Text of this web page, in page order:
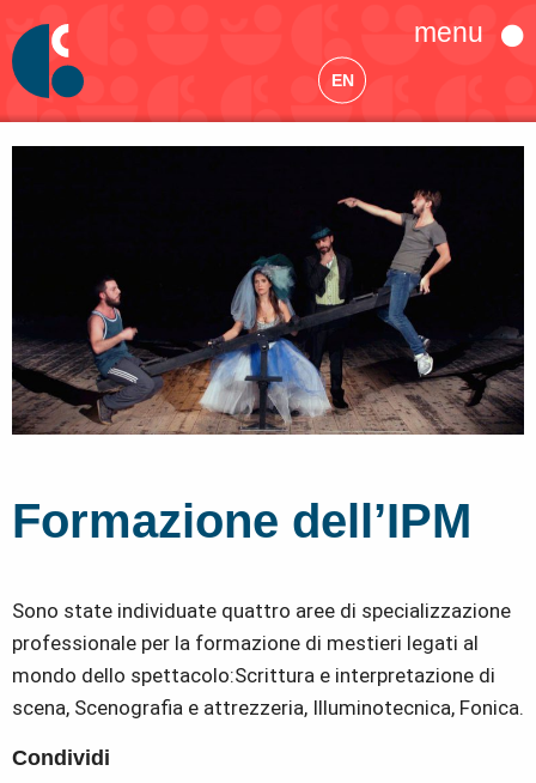
EN
menu
Formazione dell’IPM
Sono state individuate quattro aree di specializzazione
professionale per la formazione di mestieri legati al
mondo dello spettacolo:Scrittura e interpretazione di
scena, Scenografia e attrezzeria, Illuminotecnica, Fonica.
Condividi